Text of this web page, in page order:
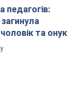
педагогів:
та онук